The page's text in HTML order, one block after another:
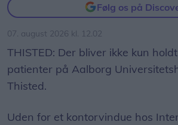
Følg os på
07. august 2026 kl. 12.02
THISTED: Der bliver ikke kun
patienter på Aalborg
Thisted.
Uden for et kontorvindue hos